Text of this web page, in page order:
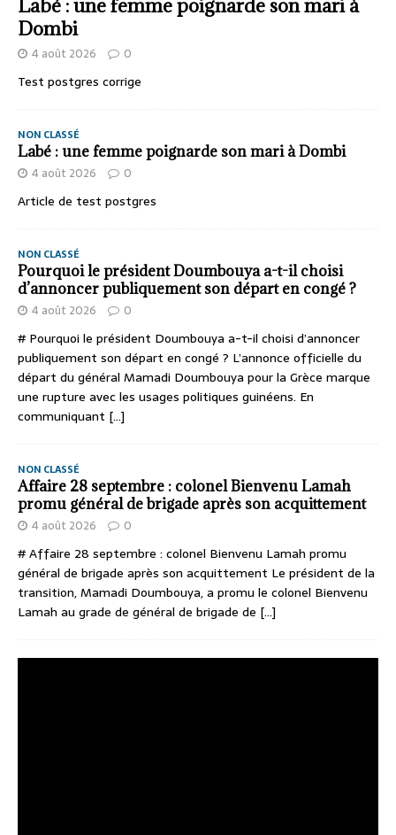
Labé : une femme poignarde son mari à
Dombi
4 août 2026 0
Test postgres corrige
NON CLASSÉ
Labé : une femme poignarde son mari à Dombi
4 août 2026 0
Article de test postgres
NON CLASSÉ
Pourquoi le président Doumbouya a-t-il choisi
d’annoncer publiquement son départ en congé ?
4 août 2026 0
# Pourquoi le président Doumbouya a-t-il choisi d’annoncer
publiquement son départ en congé ? L’annonce officielle du
départ du général Mamadi Doumbouya pour la Grèce marque
une rupture avec les usages politiques guinéens. En
communiquant [...]
NON CLASSÉ
Affaire 28 septembre : colonel Bienvenu Lamah
promu général de brigade après son acquittement
4 août 2026 0
# Affaire 28 septembre : colonel Bienvenu Lamah promu
général de brigade après son acquittement Le président de la
transition, Mamadi Doumbouya, a promu le colonel Bienvenu
Lamah au grade de général de brigade de [...]